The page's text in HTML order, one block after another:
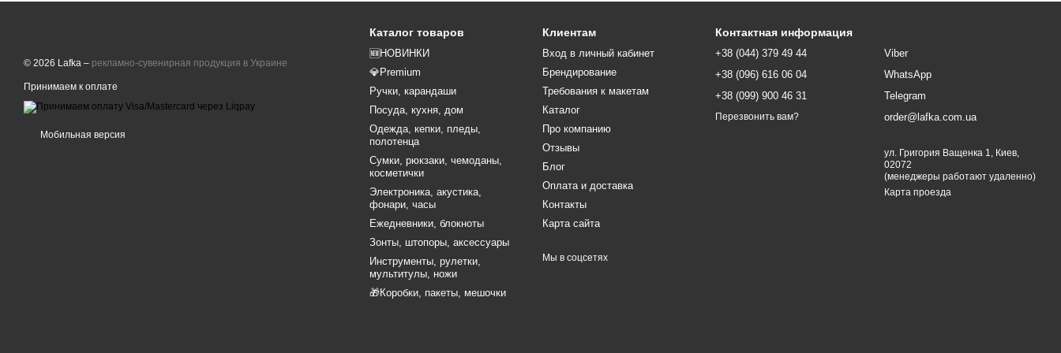
© 2026 Lafka – рекламно-сувенирная продукция в Украине
Принимаем к оплате
Мобильная версия
Каталог товаров
🆕НОВИНКИ
💎Premium
Ручки, карандаши
Посуда, кухня, дом
Одежда, кепки, пледы,
полотенца
Сумки, рюкзаки, чемоданы,
косметички
Электроника, акустика,
фонари, часы
Ежедневники, блокноты
Зонты, штопоры, аксессуары
Инструменты, рулетки,
мультитулы, ножи
🎁Коробки, пакеты, мешочки
Клиентам
Вход в личный кабинет
Брендирование
Требования к макетам
Каталог
Про компанию
Отзывы
Блог
Оплата и доставка
Контакты
Карта сайта
Мы в соцсетях
Контактная информация
+38 (044) 379 49 44
+38 (096) 616 06 04
+38 (099) 900 46 31
Перезвонить вам?
Viber
WhatsApp
Telegram
order@lafka.com.ua
ул. Григория Ващенка 1, Киев,
02072
(менеджеры работают удаленно)
Карта проезда